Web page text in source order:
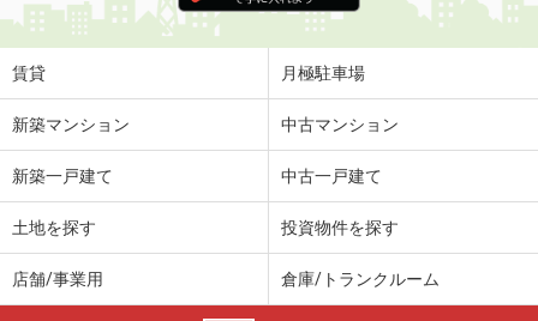
賃貸 月極駐車場
新築マンション 中古マンション
新築一戸建て 中古一戸建て
土地を探す 投資物件を探す
店舗/事業用 倉庫/トランクルーム